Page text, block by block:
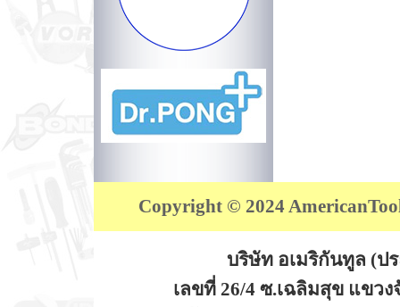
Copyright © 2024
บริษัท อเมริกันทูล (ป
เลขที่ 26/4 ซ.เฉลิมสุข แขวง